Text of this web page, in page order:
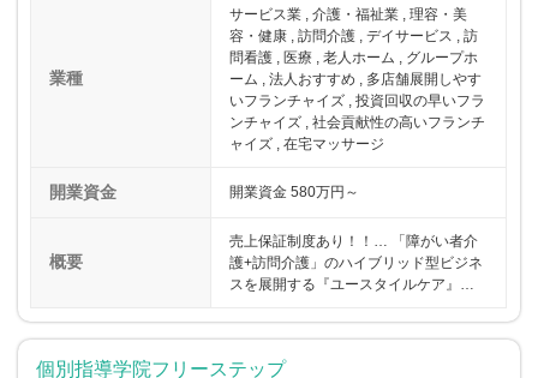
業種
サービス業 , 介護・福祉業 , 理容・美
容・健康 , 訪問介護 , デイサービス , 訪
問看護 , 医療 , 老人ホーム , グループホ
ーム , 法人おすすめ , 多店舗展開しやす
いフランチャイズ , 投資回収の早いフラ
ンチャイズ , 社会貢献性の高いフランチ
ャイズ , 在宅マッサージ
開業資金 開業資金 580万円～
概要
売上保証制度あり！！… 「障がい者介
護+訪問介護」のハイブリッド型ビジネ
スを展開する『ユースタイルケア』…
個別指導学院フリーステップ